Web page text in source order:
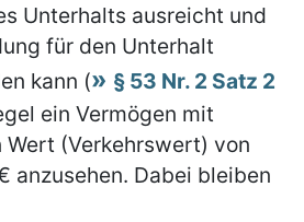
Unterhalts ausreicht und
für den Unterhalt
kann (
§ 53 Nr. 2 Satz 2
ein Vermögen mit
Wert (Verkehrswert) von
anzusehen. Dabei bleiben